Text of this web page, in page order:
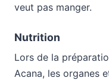
veut pas manger.
Nutrition
Lors de la
Acana, les organes